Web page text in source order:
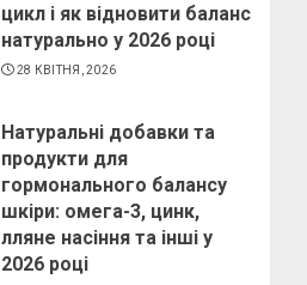
цикл і як відновити баланс
натурально у 2026 році
28 КВІТНЯ, 2026
Натуральні добавки та
продукти для
гормонального балансу
шкіри: омега-3, цинк,
лляне насіння та інші у
2026 році